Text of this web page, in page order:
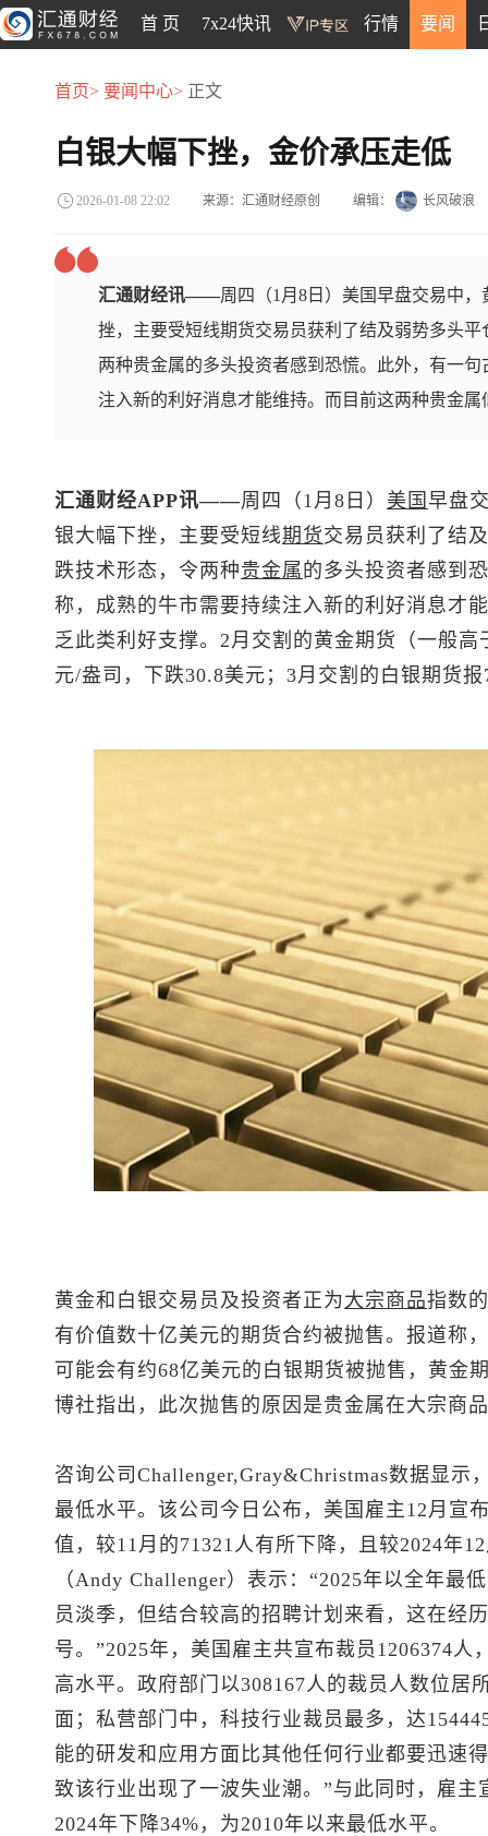
首 页 7x24快讯 行情 要闻
首页> 要闻中心> 正文
白银大幅下挫，金价承压走低
2026-01-08 22:02 来源：汇通财经原创 编辑： 长风破浪
汇通财经讯——周四（1月8日）美国早盘交易中
挫，主要受短线期货交易员获利了结及弱势多头
两种贵金属的多头投资者感到恐慌。此外，有一
注入新的利好消息才能维持。而目前这两种贵金
汇通财经APP讯——周四（1月8日） 美国 早盘
银大幅下挫，主要受短线期货交易员获利了结
跌技术形态，令两种贵金属 的多头投资者感到
称，成熟的牛市需要持续注入新的利好消息才
乏此类利好支撑。2月交割的黄金期货（一般高
元/盎司，下跌30.8美元；3月交割的白银期货
黄金和白银交易员及投资者正为大宗商品指数
有价值数十亿美元的期货合约被抛售。报道称
可能会有约68亿美元的白银期货被抛售，黄金
博社指出，此次抛售的原因是贵金属在大宗商
咨询公司Challenger,Gray&Christmas数据显示
最低水平。该公司今日公布，美国雇主12月宣
值，较11月的71321人有所下降，且较2024年
（Andy Challenger）表示：“2025年以全年最
员淡季，但结合较高的招聘计划来看，这在经
号。”2025年，美国雇主共宣布裁员1206374人
高水平。政府部门以308167人的裁员人数位居
面；私营部门中，科技行业裁员最多，达
能的研发和应用方面比其他任何行业都要迅速
致该行业出现了一波失业潮。”与此同时，雇
2024年下降34%，为2010年以来最低水平。